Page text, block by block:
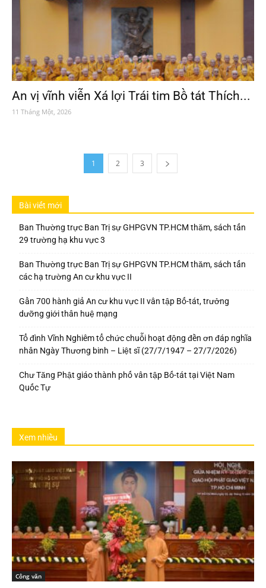
An vị vĩnh viễn Xá lợi Trái tim Bồ tát Thích...
11 Tháng Một, 2026
1 2 3
Bài viết mới
Ban Thường trực Ban Trị sự GHPGVN TP.HCM thăm, sách tấn
29 trường hạ khu vực 3
Ban Thường trực Ban Trị sự GHPGVN TP.HCM thăm, sách tấn
các hạ trường An cư khu vực II
Gần 700 hành giả An cư khu vực II vân tập Bố-tát, trưởng
dưỡng giới thân huệ mạng
Tổ đình Vĩnh Nghiêm tổ chức chuỗi hoạt động đền ơn đáp nghĩa
nhân Ngày Thương binh – Liệt sĩ (27/7/1947 – 27/7/2026)
Chư Tăng Phật giáo thành phố vân tập Bố-tát tại Việt Nam
Quốc Tự
Xem nhiều
Công văn